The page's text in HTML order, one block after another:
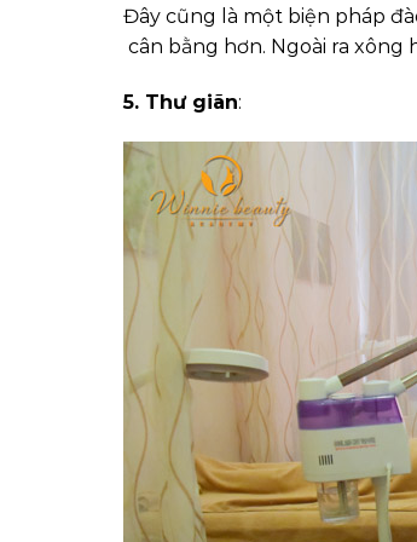
Đây cũng là một biện pháp
cân bằng hơn. Ngoài ra xông
5. Thư giãn: